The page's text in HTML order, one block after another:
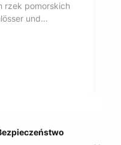
rzek pomorskich
und
pommerscher